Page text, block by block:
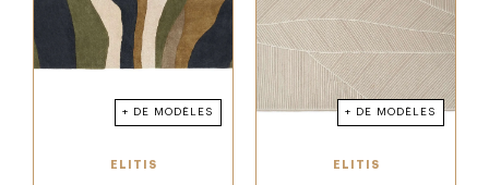
+ DE MODÈLES
ELITIS
+ DE MODÈLES
ELITIS